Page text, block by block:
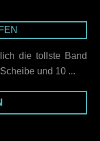
die tollste Band
und 10 ...